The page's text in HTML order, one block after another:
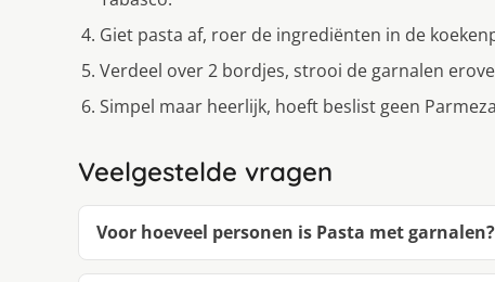
Giet pasta af, roer de ingrediënten in de
Verdeel over 2 bordjes, strooi de garnalen
Simpel maar heerlijk, hoeft beslist geen
Veelgestelde vragen
Voor hoeveel personen is Pasta met garnalen?